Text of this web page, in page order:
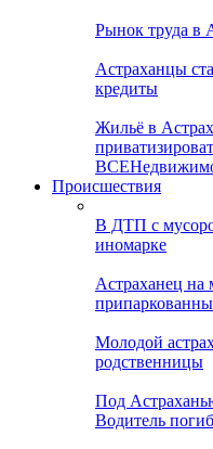
Рынок труда в
Астраханцы
кредиты
Жильё в
ВСЕ
Происшествия
В ДТП с
иномарке
Астраханец на
Молодой
родственницы
Под
Водитель погиб